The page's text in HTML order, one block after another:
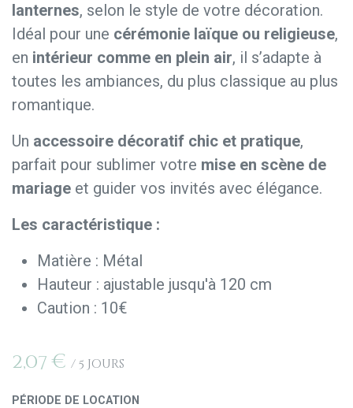
lanternes, selon le style de votre décoration.
Idéal pour une cérémonie laïque ou religieuse,
en intérieur comme en plein air, il s’adapte à
toutes les ambiances, du plus classique au plus
romantique.
Un accessoire décoratif chic et pratique,
parfait pour sublimer votre mise en scène de
mariage et guider vos invités avec élégance.
Les caractéristique :
Matière : Métal
Hauteur : ajustable jusqu'à 120 cm
Caution : 10€
2,07€ /5 Jours
PÉRIODE DE LOCATION